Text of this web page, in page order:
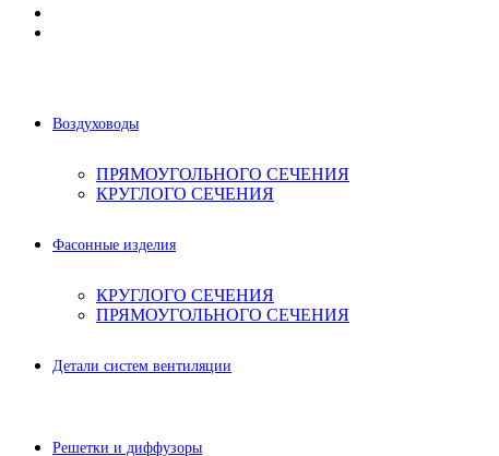
Воздуховоды
ПРЯМОУГОЛЬНОГО СЕЧЕНИЯ
КРУГЛОГО СЕЧЕНИЯ
Фасонные изделия
КРУГЛОГО СЕЧЕНИЯ
ПРЯМОУГОЛЬНОГО СЕЧЕНИЯ
Детали систем вентиляции
Решетки и диффузоры